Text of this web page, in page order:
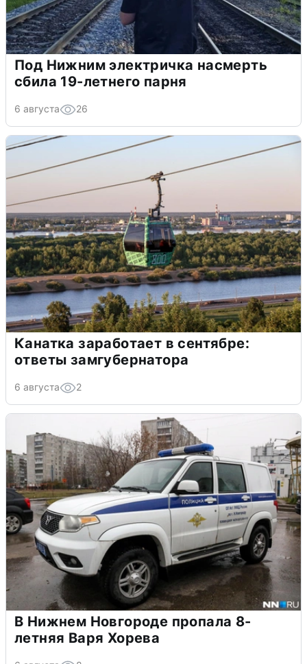
Под Нижним электричка насмерть
сбила 19-летнего парня
6 августа 26
Канатка заработает в сентябре:
ответы замгубернатора
6 августа 2
В Нижнем Новгороде пропала 8-
летняя Варя Хорева